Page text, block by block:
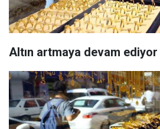
Altın artmaya devam ediyor